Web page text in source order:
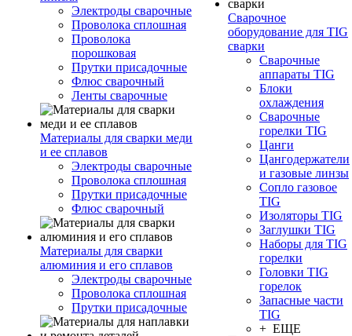
Электроды сварочные
Проволока сплошная
Проволока
порошковая
Прутки присадочные
Флюс сварочный
Ленты сварочные
Материалы для сварки меди
и ее сплавов
Электроды сварочные
Проволока сплошная
Прутки присадочные
Флюс сварочный
Материалы для сварки
алюминия и его сплавов
Электроды сварочные
Проволока сплошная
Прутки присадочные
Сварочное
оборудование для TIG
сварки
Сварочные
аппараты TIG
Блоки
охлаждения
Сварочные
горелки TIG
Цанги
Цангодержатели
и газовые линзы
Сопло газовое
TIG
Изоляторы TIG
Заглушки TIG
Наборы для TIG
горелки
Головки TIG
горелок
Запасные части
TIG
+ ЕЩЕ